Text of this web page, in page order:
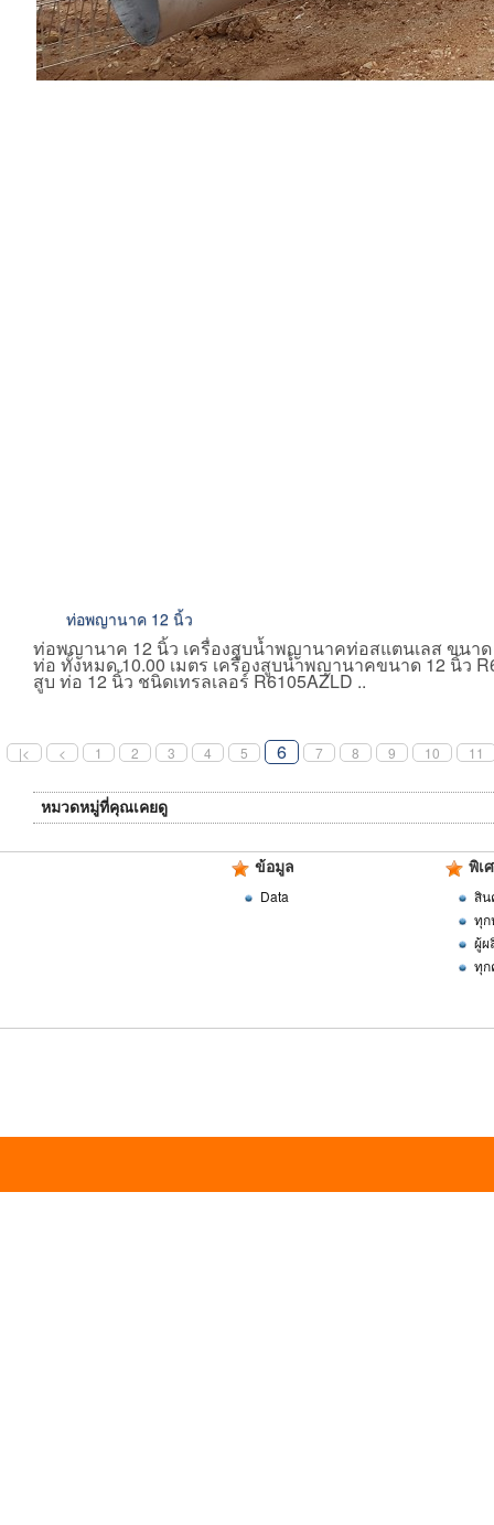
ท่อพญานาค 12 นิ้ว
ท่อพญานาค 12 นิ้ว เครื่องสูบน้ำพญานาคท่อสแตนเลส ขนาด
ท่อ ทั้งหมด 10.00 เมตร เครื่องสูบน้ำพญานาคขนาด 12 นิ้ว
สูบ ท่อ 12 นิ้ว ชนิดเทรลเลอร์ R6105AZLD ..
|< < 1 2 3 4 5 6 7 8 9 10 11
หมวดหมู่ที่คุณเคยดู
ข้อมูล
Data
พิเ
สิน
ทุ
ผู้ผ
ทุก